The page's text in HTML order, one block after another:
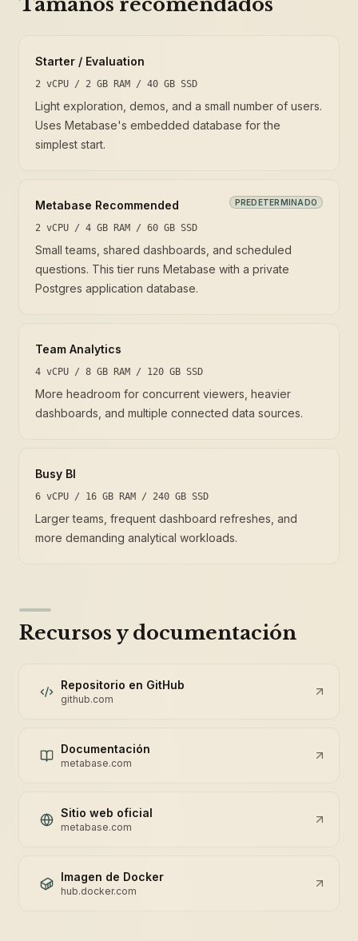
Starter / Evaluation
2 vCPU / 2 GB RAM / 40 GB SSD
Light exploration, demos, and a small number of users.
Uses Metabase's embedded database for the
simplest start.
Metabase Recommended PREDETERMINADO
2 vCPU / 4 GB RAM / 60 GB SSD
Small teams, shared dashboards, and scheduled
questions. This tier runs Metabase with a private
Postgres application database.
Team Analytics
4 vCPU / 8 GB RAM / 120 GB SSD
More headroom for concurrent viewers, heavier
dashboards, and multiple connected data sources.
Busy BI
6 vCPU / 16 GB RAM / 240 GB SSD
Larger teams, frequent dashboard refreshes, and
more demanding analytical workloads.
Recursos y documentación
Repositorio en GitHub
github.com
Documentación
metabase.com
Sitio web oficial
metabase.com
Imagen de Docker
hub.docker.com